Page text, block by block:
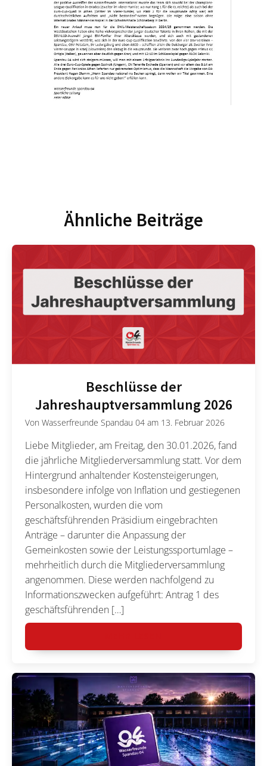
Ähnliche Beiträge
Beschlüsse der
Jahreshauptversammlung 2026
VonWasserfreunde Spandau 04 am 13. Februar 2026
Liebe Mitglieder, am Freitag, den 30.01.2026, fand
die jährliche Mitgliederversammlung statt. Vor dem
Hintergrund anhaltender Kostensteigerungen,
insbesondere infolge von Inflation und gestiegenen
Personalkosten, wurden die vom
geschäftsführenden Präsidium eingebrachten
Anträge – darunter die Anpassung der
Gemeinkosten sowie der Leistungssportumlage –
mehrheitlich durch die Mitgliederversammlung
angenommen. Diese werden nachfolgend zu
Informationszwecken aufgeführt: Antrag 1 des
geschäftsführenden […]